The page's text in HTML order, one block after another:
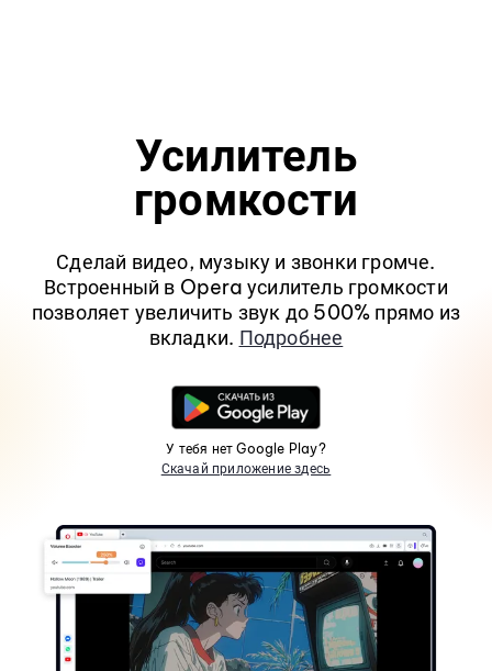
Усилитель
громкости
Сделай видео, музыку и звонки громче.
Встроенный в Opera усилитель громкости
позволяет увеличить звук до 500% прямо из
вкладки. Подробнее
У тебя нет Google Play?
Скачай приложение здесь